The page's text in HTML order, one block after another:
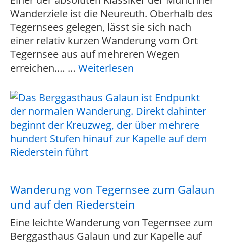
Wanderziele ist die Neureuth. Oberhalb des
Tegernsees gelegen, lässt sie sich nach
einer relativ kurzen Wanderung vom Ort
Tegernsee aus auf mehreren Wegen
erreichen.… … Weiterlesen
Wanderung von Tegernsee zum Galaun
und auf den Riederstein
Eine leichte Wanderung von Tegernsee zum
Berggasthaus Galaun und zur Kapelle auf